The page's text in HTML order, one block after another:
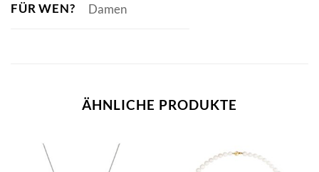
FÜR WEN? Damen
ÄHNLICHE PRODUKTE